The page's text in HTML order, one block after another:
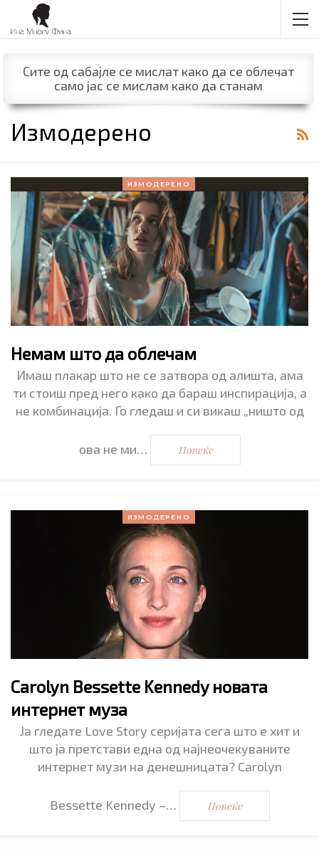
Сите од сабајле се мислат како да се облечат
само јас се мислам како да станам
Измодерено
ИЗМОДЕРЕНО
Немам што да облечам
Имаш плакар што не се затвора од алишта, ама
ти стоиш пред него како да бараш инспирација, a
не комбинација. Го гледаш и си викаш „ништо од
ова не ми… Повеќе
ИЗМОДЕРЕНО
Carolyn Bessette Kennedy новата
интернет муза
Ја гледате Love Story серијата сега што е хит и
што ја претстави една од најнеочекуваните
интернет музи на денешницата? Carolyn
Bessette Kennedy –… Повеќе